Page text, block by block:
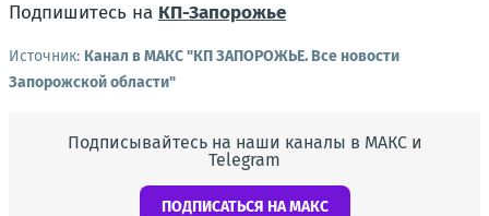
Подпишитесь на КП-Запорожье
Источник: Канал в МАКС "КП ЗАПОРОЖЬЕ. Все новости
Запорожской области"
Подписывайтесь на наши каналы в МАКС и
Telegram
ПОДПИСАТЬСЯ НА МАКС